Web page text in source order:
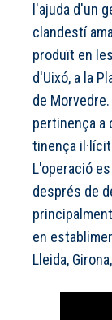
l'ajuda d'un
clandestí
produït en
d'Uixó, a la
de
pertinença a
tinença
L'operació
després de
en
Lleida,